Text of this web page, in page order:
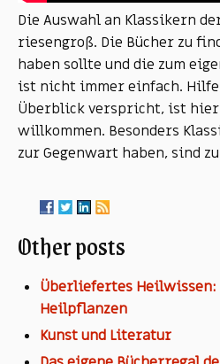
Die Auswahl an Klassikern
riesengroß. Die Bücher zu
haben sollte und die zum
ist nicht immer einfach.
Überblick verspricht, ist
willkommen. Besonders
zur Gegenwart haben, sind
Other posts
Überliefertes
Heilpflanzen
Kunst und Literatur